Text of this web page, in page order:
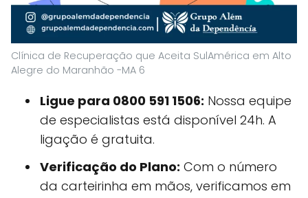
Clínica de Recuperação que Aceita SulAmérica em Alto
Alegre do Maranhão -MA 6
Ligue para 0800 591 1506: Nossa equipe
de especialistas está disponível 24h. A
ligação é gratuita.
Verificação do Plano: Com o número
da carteirinha em mãos, verificamos em